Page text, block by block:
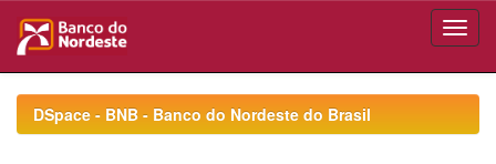
navigationDSpace - BNB - Banco do Nordeste do Brasil